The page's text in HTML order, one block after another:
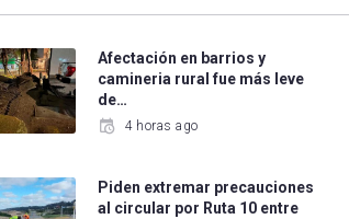
Afectación en barrios y
camineria rural fue más leve
de…
4 horas ago
Piden extremar precauciones
al circular por Ruta 10 entre